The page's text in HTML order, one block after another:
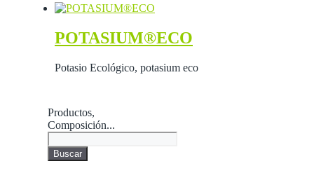
POTASIUM®ECO
Potasio Ecológico, potasium eco
Productos,
Composición...
Buscar